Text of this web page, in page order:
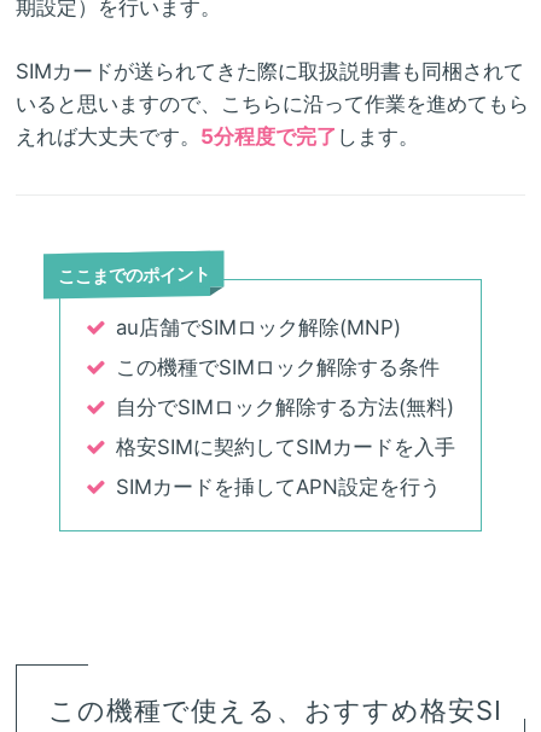
期設定）を行います。
SIMカードが送られてきた際に取扱説明書も同梱されて
いると思いますので、こちらに沿って作業を進めてもら
えれば大丈夫です。 5分程度で完了 します。
ここまでのポイント
au店舗でSIMロック解除(MNP)
この機種でSIMロック解除する条件
自分でSIMロック解除する方法(無料)
格安SIMに契約してSIMカードを入手
SIMカードを挿してAPN設定を行う
この機種で使える、おすすめ格安SI